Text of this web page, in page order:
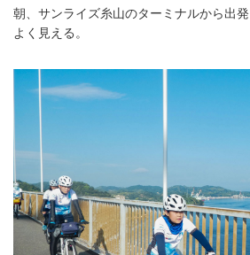
朝、サンライズ糸山のターミナルから出
よく見える。